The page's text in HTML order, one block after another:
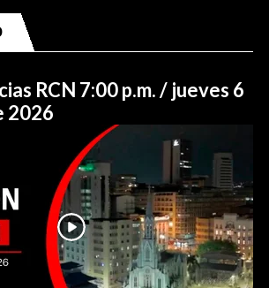
RCN 7:00 p.m. / jueves 6
2026